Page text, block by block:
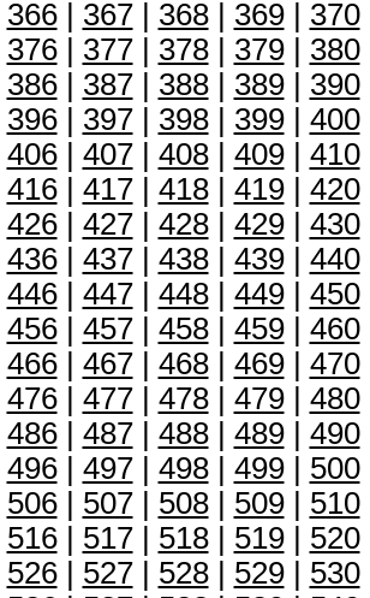
366| 367| 368| 369| 370|
376| 377| 378| 379| 380|
386| 387| 388| 389| 390|
396| 397| 398| 399| 400|
406| 407| 408| 409| 410|
416| 417| 418| 419| 420|
426| 427| 428| 429| 430|
436| 437| 438| 439| 440|
446| 447| 448| 449| 450|
456| 457| 458| 459| 460|
466| 467| 468| 469| 470|
476| 477| 478| 479| 480|
486| 487| 488| 489| 490|
496| 497| 498| 499| 500|
506| 507| 508| 509| 510|
516| 517| 518| 519| 520|
526| 527| 528| 529| 530|